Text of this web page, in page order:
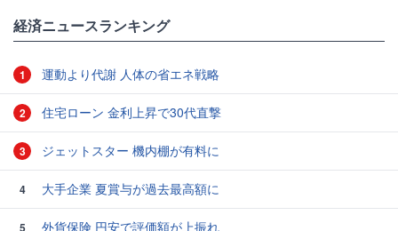
経済ニュースランキング
1 運動より代謝 人体の省エネ戦略
2 住宅ローン 金利上昇で30代直撃
3 ジェットスター 機内棚が有料に
4 大手企業 夏賞与が過去最高額に
5
外貨保険 円安で評価額が上振れ